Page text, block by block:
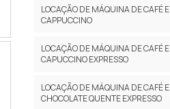
LOCAÇÃO DE MÁQUINA DE CAFÉ E
CAPPUCCINO
LOCAÇÃO DE MÁQUINA DE CAFÉ E
CAPUCCINO EXPRESSO
LOCAÇÃO DE MÁQUINA DE CAFÉ E
CHOCOLATE QUENTE EXPRESSO